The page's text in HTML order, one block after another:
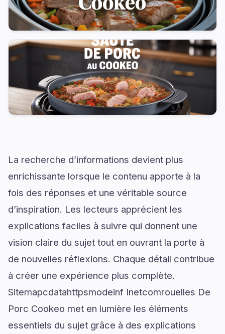
La recherche d’informations devient plus
enrichissante lorsque le contenu apporte à la
fois des réponses et une véritable source
d’inspiration. Les lecteurs apprécient les
explications faciles à suivre qui donnent une
vision claire du sujet tout en ouvrant la porte à
de nouvelles réflexions. Chaque détail contribue
à créer une expérience plus complète.
Sitemapcdatahttpsmodeinf Inetcomrouelles De
Porc Cookeo met en lumière les éléments
essentiels du sujet grâce à des explications